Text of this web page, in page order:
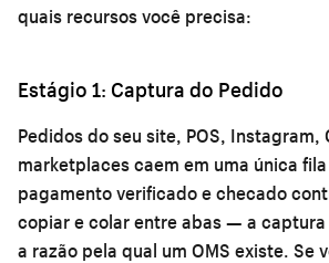
quais recursos você precisa:
Estágio 1: Captura do Pedido
Pedidos do seu site, POS, Instagram,
marketplaces caem em uma única
pagamento verificado e checado
copiar e colar entre abas — a
a razão pela qual um OMS existe. Se